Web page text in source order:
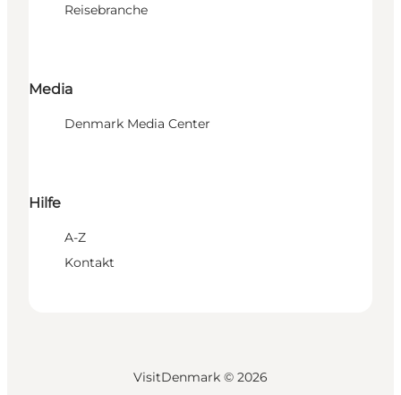
Reisebranche
Media
Denmark Media Center
Hilfe
A-Z
Kontakt
VisitDenmark © 2026